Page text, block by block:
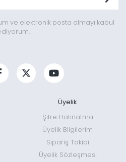
ve elektronik posta almayı kabul
Üyelik
Şifre Hatırlatma
Üyelik Bilgilerim
Sipariş Takibi
Üyelik Sözleşmesi